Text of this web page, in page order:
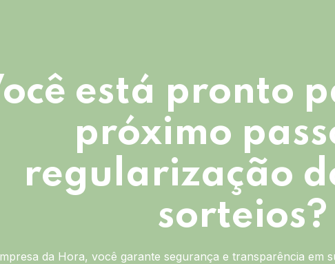
está pronto
próximo
regularização
sorteios?
da Hora, você garante segurança e transparência em